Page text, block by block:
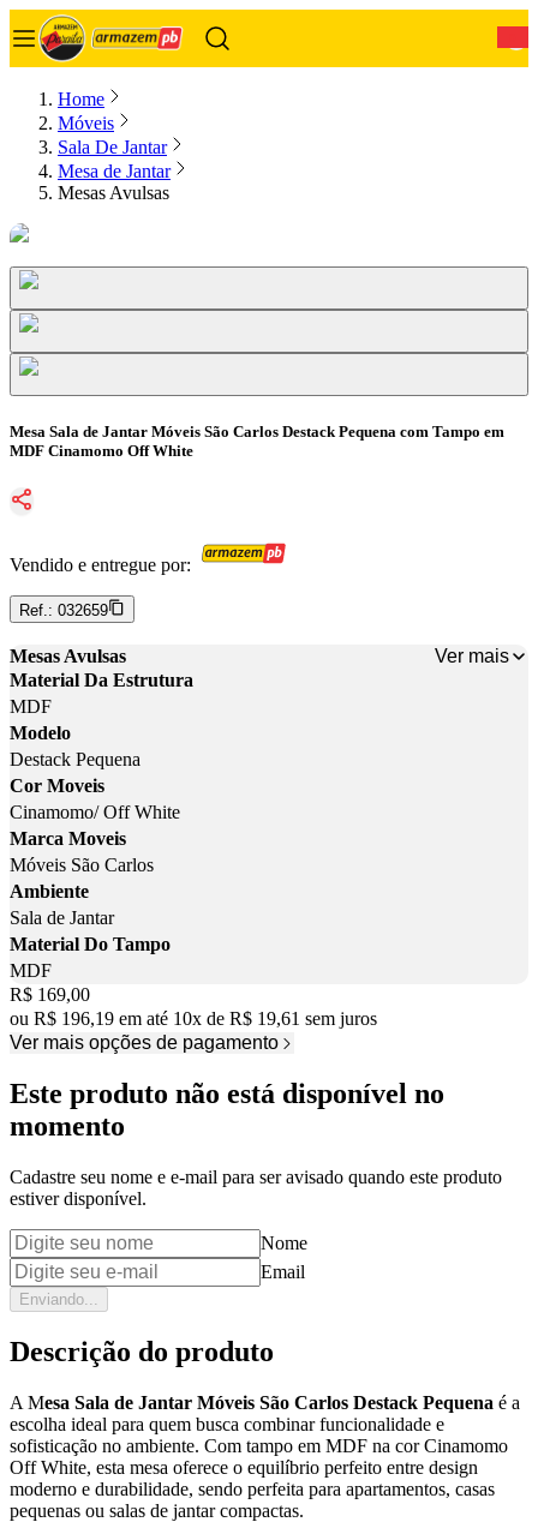
Home
Móveis
Sala De Jantar
Mesa de Jantar
Mesas Avulsas
Mesa Sala de Jantar Móveis São Carlos Destack Pequena com Tampo em
MDF Cinamomo Off White
Vendido e entregue por:
Ref.: 032659
Mesas Avulsas
Ver mais
Material Da Estrutura
MDF
Modelo
Destack Pequena
Cor Moveis
Cinamomo/ Off White
Marca Moveis
Móveis São Carlos
Ambiente
Sala de Jantar
Material Do Tampo
MDF
Price:
R$ 169,00
ou R$ 196,19 em até 10x de R$ 19,61 sem juros
Ver mais opções de pagamento
Este produto não está disponível no
momento
Cadastre seu nome e e-mail para ser avisado quando este produto
estiver disponível.
Nome
Email
Enviando...
Descrição do produto
A Mesa Sala de Jantar Móveis São Carlos Destack Pequena é a
escolha ideal para quem busca combinar funcionalidade e
sofisticação no ambiente. Com tampo em MDF na cor Cinamomo
Off White, esta mesa oferece o equilíbrio perfeito entre design
moderno e durabilidade, sendo perfeita para apartamentos, casas
pequenas ou salas de jantar compactas.